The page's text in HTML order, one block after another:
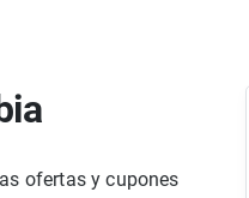
ofertas y cupones